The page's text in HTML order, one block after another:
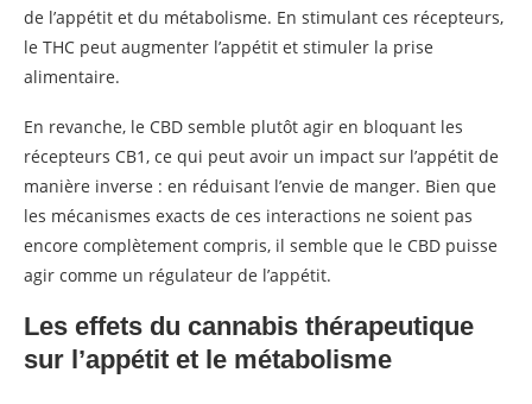
de l’appétit et du métabolisme. En stimulant ces récepteurs,
le THC peut augmenter l’appétit et stimuler la prise
alimentaire.
En revanche, le CBD semble plutôt agir en bloquant les
récepteurs CB1, ce qui peut avoir un impact sur l’appétit de
manière inverse : en réduisant l’envie de manger. Bien que
les mécanismes exacts de ces interactions ne soient pas
encore complètement compris, il semble que le CBD puisse
agir comme un régulateur de l’appétit.
Les effets du cannabis thérapeutique
sur l’appétit et le métabolisme